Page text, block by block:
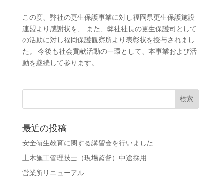
この度、弊社の更生保護事業に対し福岡県更生保護施設
連盟より感謝状を、 また、弊社社長の更生保護司として
の活動に対し福岡保護観察所より表彰状を授与されまし
た。 今後も社会貢献活動の一環として、本事業および活
動を継続して参ります。...
最近の投稿
安全衛生教育に関する講習会を行いました
土木施工管理技士（現場監督）中途採用
営業所リニューアル